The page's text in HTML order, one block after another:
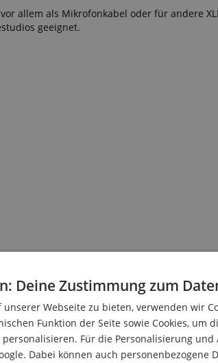
allem als Mikrofonkabel oder für andere
geeignet.
Deine Zustimmung zum
Webseite zu bieten, verwenden wir
Funktion der Seite sowie Cookies, um
Für die Personalisierung und
Dabei können auch personenbezogene